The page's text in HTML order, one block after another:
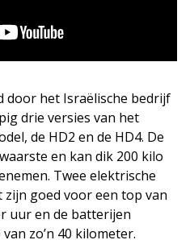
door het Israëlische bedrijf
drie versies van het
de HD2 en de HD4. De
en kan dik 200 kilo
Twee elektrische
goed voor een top van
uur en de batterijen
zo’n 40 kilometer.